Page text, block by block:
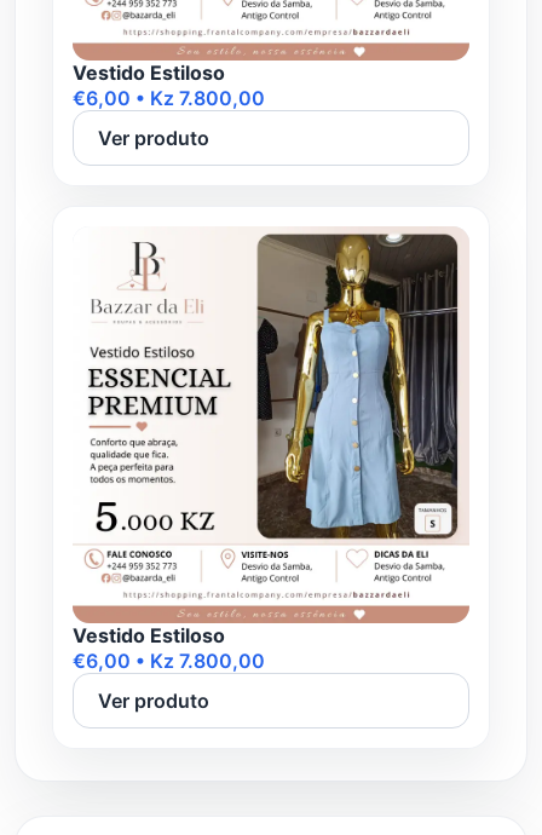
Vestido Estiloso
€6,00 • Kz 7.800,00
Ver produto
Vestido Estiloso
€6,00 • Kz 7.800,00
Ver produto